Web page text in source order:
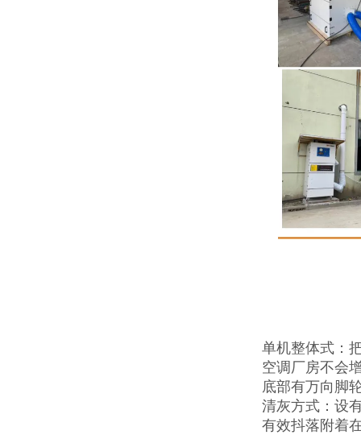
单机整体式：
空调厂房不会
底部有万向脚
清灰方式：设
有效抖落附着